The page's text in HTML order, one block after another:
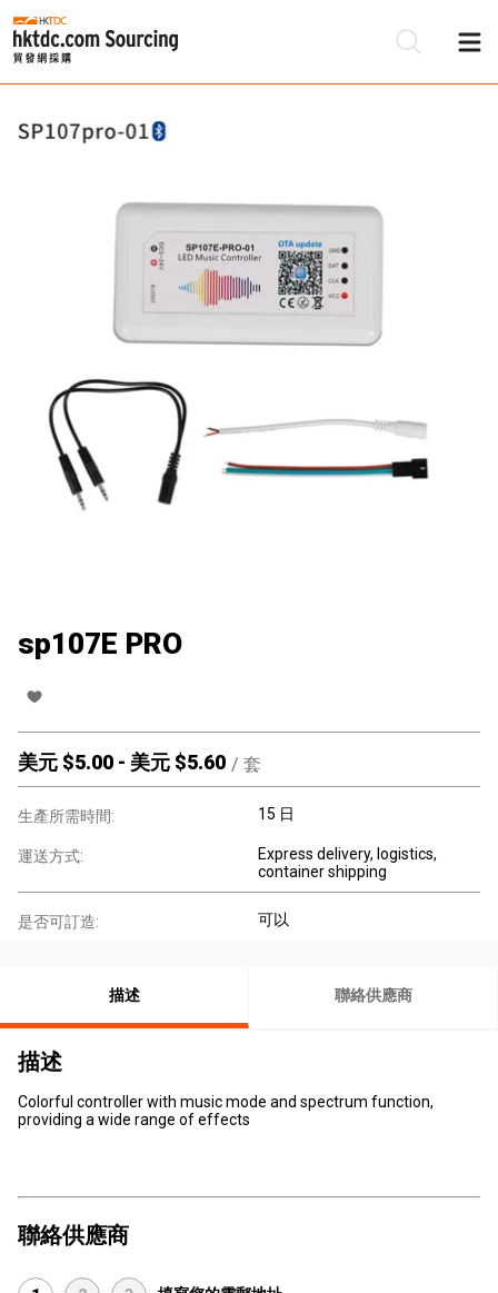
sp107E PRO
美元 $5.00 - 美元 $5.60 / 套
生產所需時間: 15 日
運送方式:
Express delivery, logistics,
container shipping
是否可訂造: 可以
描述 聯絡供應商
描述
Colorful controller with music mode and spectrum function,
providing a wide range of effects
聯絡供應商